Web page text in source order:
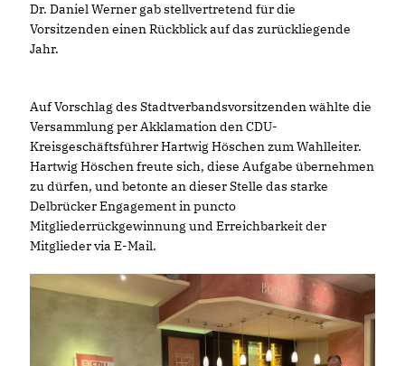
Dr. Daniel Werner gab stellvertretend für die
Vorsitzenden einen Rückblick auf das zurückliegende
Jahr.
Auf Vorschlag des Stadtverbandsvorsitzenden wählte die
Versammlung per Akklamation den CDU-
Kreisgeschäftsführer Hartwig Höschen zum Wahlleiter.
Hartwig Höschen freute sich, diese Aufgabe übernehmen
zu dürfen, und betonte an dieser Stelle das starke
Delbrücker Engagement in puncto
Mitgliederrückgewinnung und Erreichbarkeit der
Mitglieder via E-Mail.